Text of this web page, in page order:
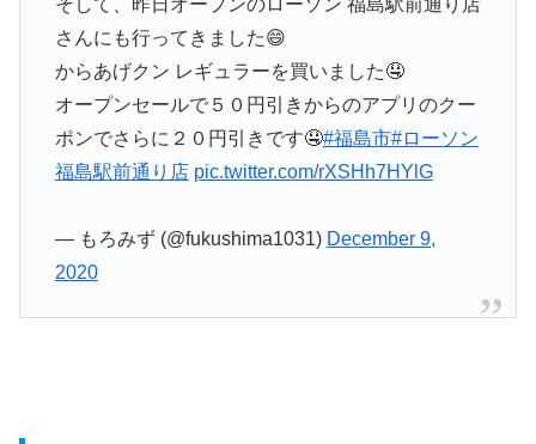
さんにも行ってきました😄
からあげクン レギュラーを買いました🤤
オープンセールで５０円引きからのアプリのクー
ポンでさらに２０円引きです🤤#福島市#ローソン
福島駅前通り店 pic.twitter.com/rXSHh7HYlG
— もろみず (@fukushima1031) December 9,
2020